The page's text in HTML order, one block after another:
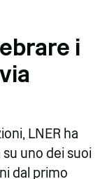
i
LNER ha
uno dei suoi
dal primo